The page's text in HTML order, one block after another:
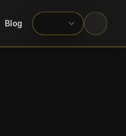
Blog